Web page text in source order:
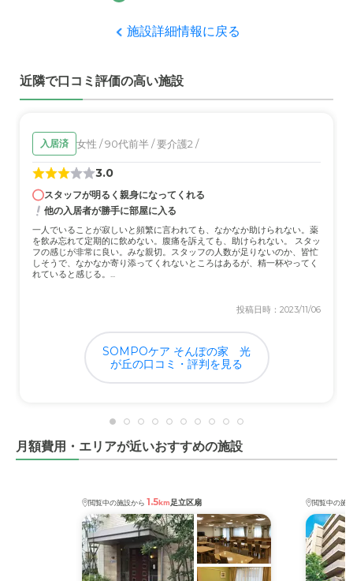
外観・内装・居室・設備について
観のイメージよりもよかった。設備は過不足なく問題なさ
そう
介護医療サービスについて
サービスについて説明は受けたが、実際に見ていないから
何とも言えない。雰囲気はよかったので問題はなさそうな
いんしょうはもった
近隣環境や交通アクセスについて
近隣環境や交通アクセスは土地勘があったのでイメージと
そうかわりはなかった。静かな住宅地なので落ち着いてい
るいんしょう。
料金については概要説明はうけたが詳細な見積もりは出し
ていないので、見積もりを出した場合の値段をみないとな
んともいえない。
施設詳細情報に戻る
近隣で口コミ評価の高い施設
入居済 女性 / 90代前半 / 要介護2 /
3.0
スタッフが明るく親身になってくれる
他の入居者が勝手に部屋に入る
一人でいることが寂しいと頻繁に言われても、なかなか助けられない。薬
を飲み忘れて定期的に飲めない。腹痛を訴えても、助けられない。 スタッ
フの感じが非常に良い。みな親切。スタッフの人数が足りないのか、皆忙
しそうで、なかなか寄り添ってくれないところはあるが、精一杯やってく
れていると感じる。...
投稿日時：2023/11/06
SOMPOケア そんぽの家 光
が丘の口コミ・評判を見る
月額費用・エリアが近いおすすめの施設
閲覧中の施設から 1.5km足立区扇 閲覧中の施